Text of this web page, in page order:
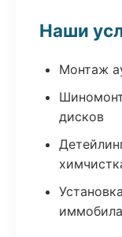
Наши
Монтаж
дисков